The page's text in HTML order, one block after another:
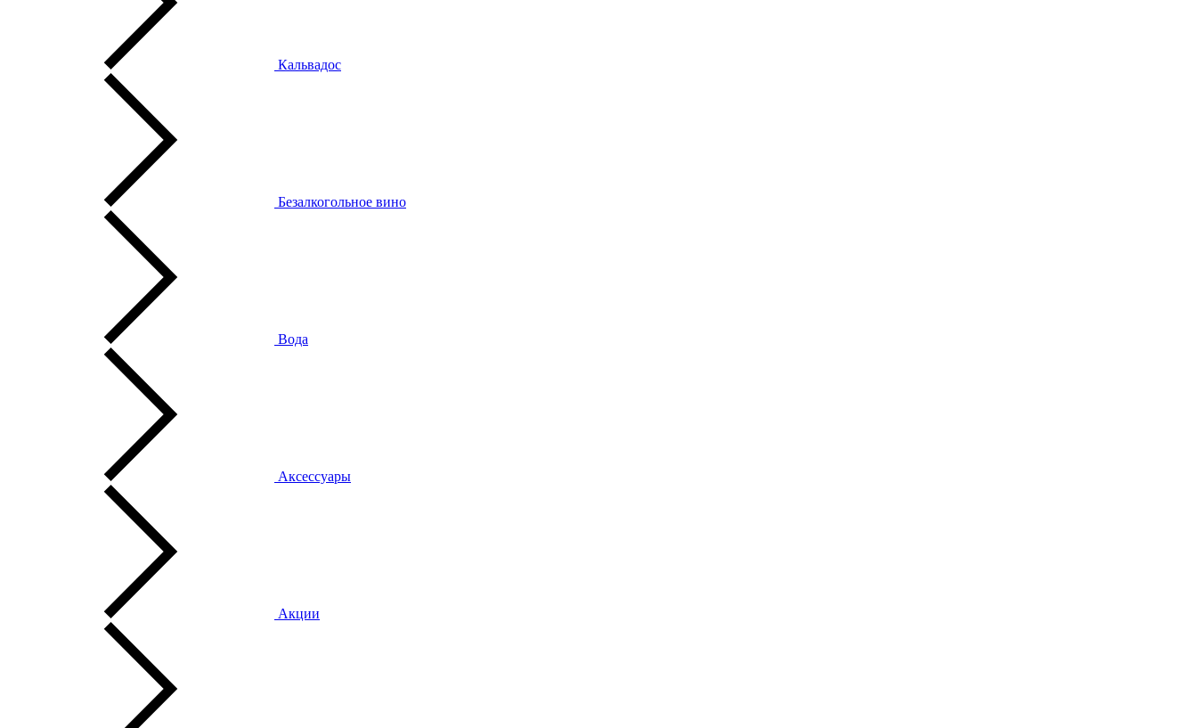
Кальвадос
Безалкогольное вино
Вода
Аксессуары
Акции